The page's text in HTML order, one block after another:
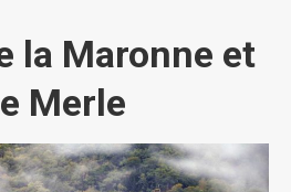
la Maronne et
Merle